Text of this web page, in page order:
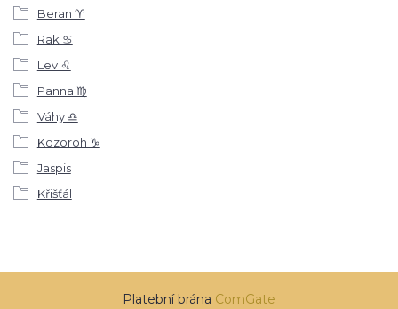
Beran ♈
Rak ♋
Lev ♌
Panna ♍
Váhy ♎
Kozoroh ♑
Jaspis
Křišťál
Platební brána ComGate